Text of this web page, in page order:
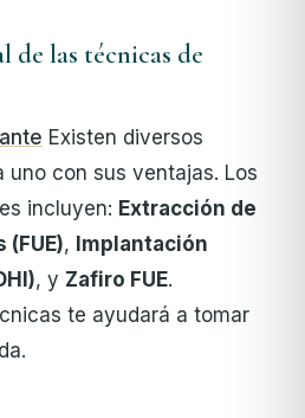
de las técnicas de
Existen diversos
uno con sus ventajas. Los
incluyen: Extracción de
, Implantación
, y Zafiro FUE.
te ayudará a tomar